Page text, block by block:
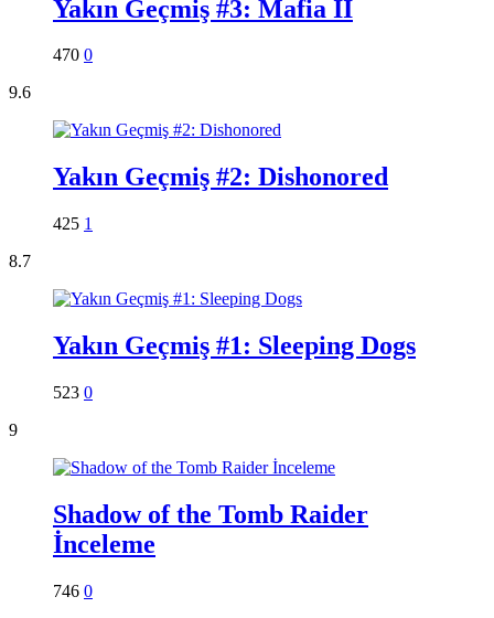
Yakın Geçmiş #3: Mafia II
470 0
9.6
Yakın Geçmiş #2: Dishonored
425 1
8.7
Yakın Geçmiş #1: Sleeping Dogs
523 0
9
Shadow of the Tomb Raider
İnceleme
746 0